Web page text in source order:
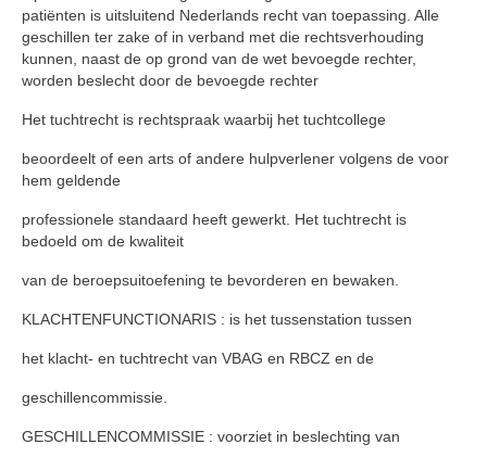
patiënten is uitsluitend Nederlands recht van toepassing. Alle
geschillen ter zake of in verband met die rechtsverhouding
kunnen, naast de op grond van de wet bevoegde rechter,
worden beslecht door de bevoegde rechter
Het tuchtrecht is rechtspraak waarbij het tuchtcollege
beoordeelt of een arts of andere hulpverlener volgens de voor
hem geldende
professionele standaard heeft gewerkt. Het tuchtrecht is
bedoeld om de kwaliteit
van de beroepsuitoefening te bevorderen en bewaken.
KLACHTENFUNCTIONARIS : is het tussenstation tussen
het klacht- en tuchtrecht van VBAG en RBCZ en de
geschillencommissie.
GESCHILLENCOMMISSIE : voorziet in beslechting van